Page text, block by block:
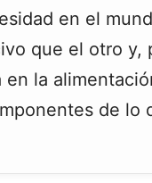
en el
que el otro
en la
de lo